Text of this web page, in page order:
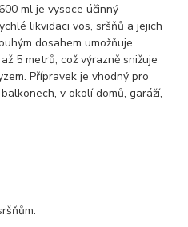
ml je vysoce účinný
likvidaci vos, sršňů a jejich
dosahem umožňuje
5 metrů, což výrazně snižuje
Přípravek je vhodný pro
v okolí domů, garáží,